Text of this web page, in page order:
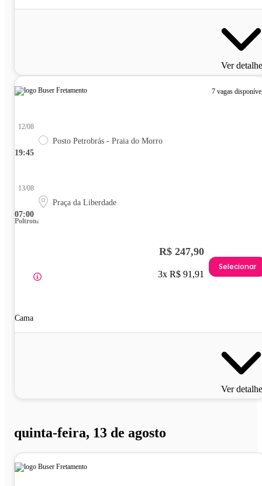
Ver
7 vagas
19:45
12/08
Posto Petrobrás - Praia do Morro
07:00
13/08
Praça da Liberdade
Poltrona
Cama
R$ 247,90
3x R$ 91,91
Selecionar
Ver
quinta-feira, 13 de agosto